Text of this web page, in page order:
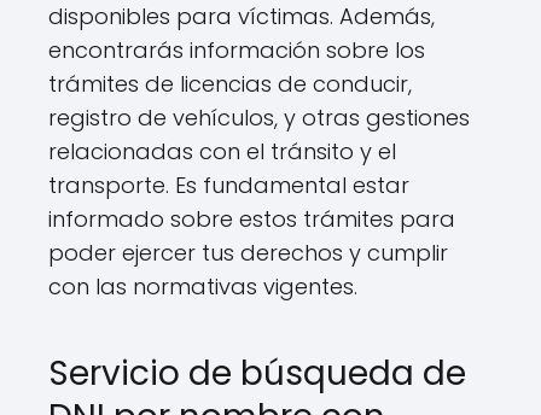
disponibles para víctimas. Además,
encontrarás información sobre los
trámites de licencias de conducir,
registro de vehículos, y otras gestiones
relacionadas con el tránsito y el
transporte. Es fundamental estar
informado sobre estos trámites para
poder ejercer tus derechos y cumplir
con las normativas vigentes.
Servicio de búsqueda de